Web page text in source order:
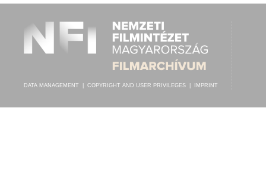
DATA MANAGEMENT COPYRIGHT AND USER PRIVILEGES IMPRINT